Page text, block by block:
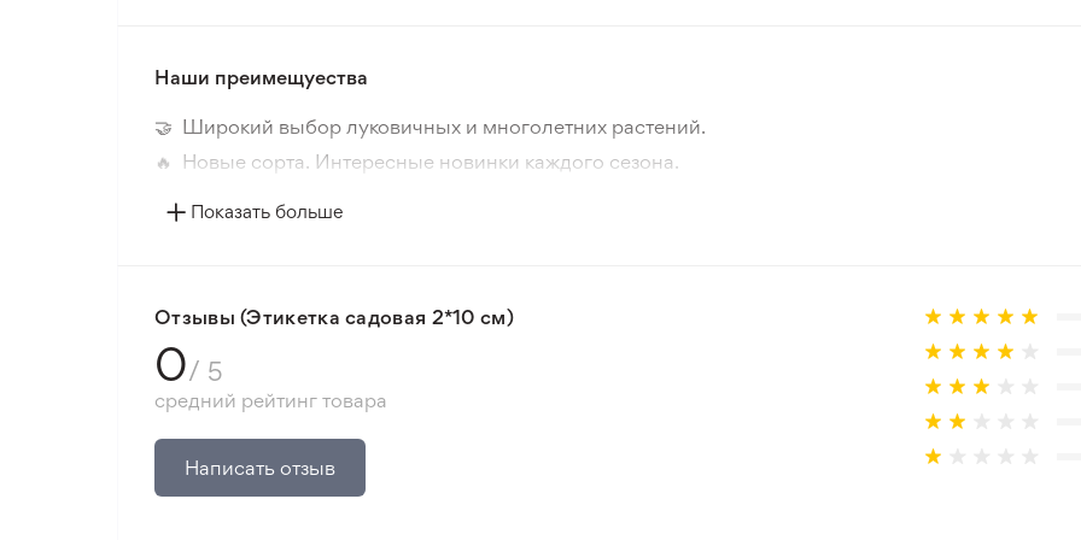
Наши преимещуества
🤝 Широкий выбор луковичных и многолетних растений.
🔥 Новые сорта. Интересные новинки каждого сезона.
📸 Соответствие сортов. Совпадение фотографии товара и реального растения.
Показать больше
Отзывы (Этикетка садовая 2*10 см)
0/ 5
средний рейтинг товара
Написать отзыв